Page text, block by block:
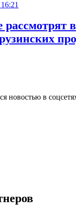
рассмотрят
новостью в